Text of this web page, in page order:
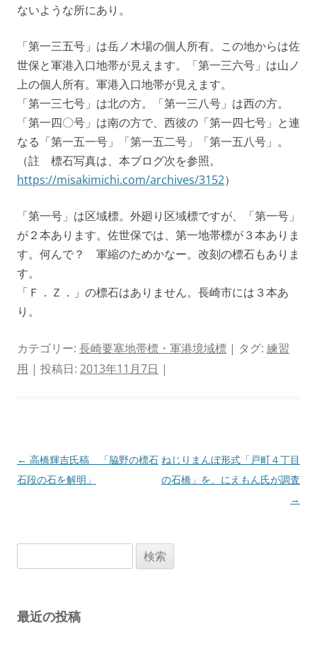
ないような所にあり。
「第一三五号」は岳ノ木場の個人所有。この地からは佐
世保と軍港入口地帯が見えます。「第一三六号」は山ノ
上の個人所有。軍港入口地帯が見えます。
「第一三七号」は北の方。「第一三八号」は西の方。
「第一四〇号」は南の方で、西彼の「第一四七号」と連
なる「第一五一号」「第一五二号」「第一五八号」。
（註 標石写真は、本ブログ次を参照。
https://misakimichi.com/archives/3152）
「第一号」は区域標。外廻り区域標ですが、「第一号」
が２本あります。佐世保では、第一地帯標が３本ありま
す。何んで？ 軍縮のためかなー。改刻の標石もありま
す。
「Ｆ．Ｚ．」の標石はありません。長崎市には３本あ
り。
カテゴリー: 長崎要塞地帯標・軍港境域標 | タグ: 練習
用 | 投稿日: 2013年11月7日 |
投
稿
ン
← 高橋輝吉氏稿 「脇野の標石
石段の石を解明」
ねじりまんぼ形式「戸町４丁目
の石橋」を、にえもん氏が調査
→
索:
最近の投稿